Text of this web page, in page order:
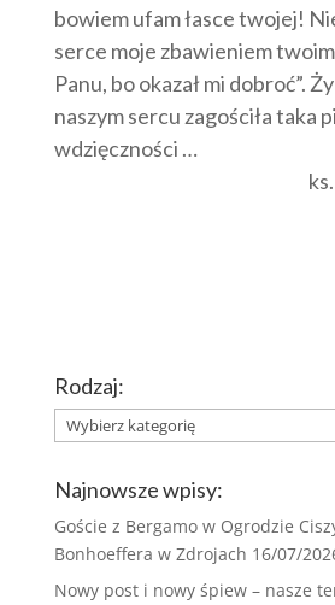
bowiem ufam łasce twojej!
serce moje zbawieniem
Panu, bo okazał mi dobroć”.
naszym sercu zagościła taka
wdzięczności …
Rodzaj:
Rodzaj:
Najnowsze wpisy:
Goście z Bergamo w Ogrodzie
Bonhoeffera w Zdrojach 16/07/
Nowy post i nowy śpiew – nasze